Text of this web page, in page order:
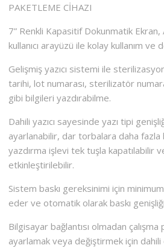
PAKETLEME CİHAZI
7” Renkli Kapasitif Dokunmatik
kullanıcı arayüzü ile kolay kullanım ve
Gelişmiş yazıcı sistemi ile
tarihi, lot numarası, sterilizatör
gibi bilgileri yazdırabilme.
Dahili yazıcı sayesinde yazı tipi
ayarlanabilir, dar torbalara daha fazla
yazdırma işlevi tek tuşla kapatılabilir
etkinleştirilebilir.
Sistem baskı gereksinimi için
eder ve otomatik olarak baskı
Bilgisayar bağlantısı olmadan
ayarlamak veya değiştirmek için